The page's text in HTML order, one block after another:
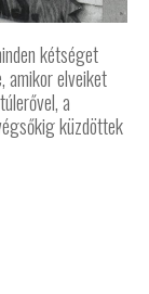
kétséget
amikor elveiket
a
küzdöttek